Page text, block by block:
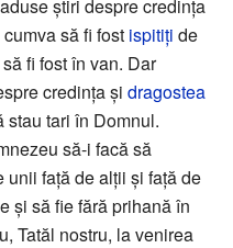
ştiri despre credinţa
să fi fost ispitiţi de
fi fost în van. Dar
credinţa şi dragostea
stau tari în Domnul.
să-i facă să
unii faţă de alţii şi faţă de
şi să fie fără prihană în
Tatăl nostru, la venirea